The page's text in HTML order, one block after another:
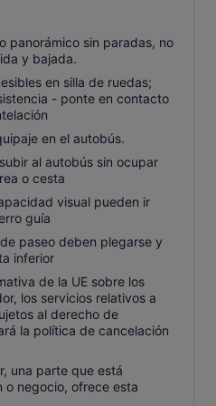
panorámico sin paradas, no
y bajada.
en silla de ruedas;
- ponte en contacto
en el autobús.
al autobús sin ocupar
o cesta
visual pueden ir
guía
paseo deben plegarse y
inferior
de la UE sobre los
los servicios relativos a
al derecho de
la política de cancelación
una parte que está
o negocio, ofrece esta